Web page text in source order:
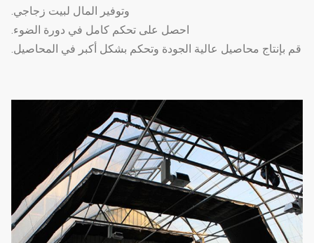
التدفئة
تسخين الماء الساخن ،
تسخين الهواء الساخن ،
اختياري
8
لطول وعرض الدفيئة
اختياري
9
نظام الرش
الجزئي
يمكن تخصيصها وفقًا
لطول وعرض الدفيئة
10 املأ الضوء
من السهل تجميع دفيئة
التعتيم التلقائي
للحرمان من الضوء
اختياري
وتوفير المال لبيت زجاجي.
احصل على تحكم كامل في دورة الضوء.
قم بإنتاج محاصيل عالية الجودة وتحكم بشكل أكبر في المحاصيل.